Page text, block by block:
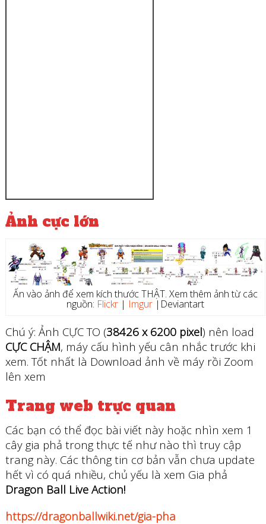
Ảnh cực lớn
Ấn vào ảnh để xem kích thước THẬT. Xem thêm ảnh từ các
nguồn: Flickr | Imgur |Deviantart
Chú ý: Ảnh CỰC TO (38426 x 6200 pixel) nên load
CỰC CHẬM, máy cấu hình yếu cân nhắc trước khi
xem. Tốt nhất là Download ảnh về máy rồi Zoom
lên xem
Trang web trực quan
Các bạn có thể đọc bài viết này hoặc nhìn xem 1
cây gia phả trong thực tế như nào thì truy cập
trang này. Các thông tin cơ bản vẫn chưa update
hết vì có quá nhiều, chủ yếu là xem Gia phả
Dragon Ball Live Action!
https://dragonballwiki.net/gia-pha